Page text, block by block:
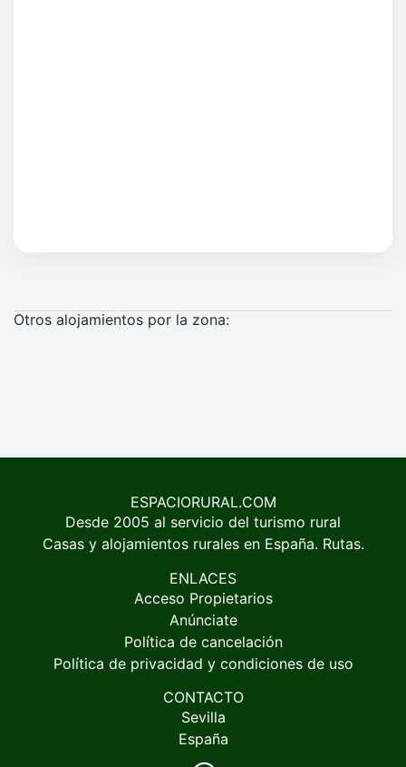
Otros alojamientos por la zona:
ESPACIORURAL.COM
Desde 2005 al servicio del turismo rural
Casas y alojamientos rurales en España. Rutas.
ENLACES
Acceso Propietarios
Anúnciate
Política de cancelación
Política de privacidad y condiciones de uso
CONTACTO
Sevilla
España